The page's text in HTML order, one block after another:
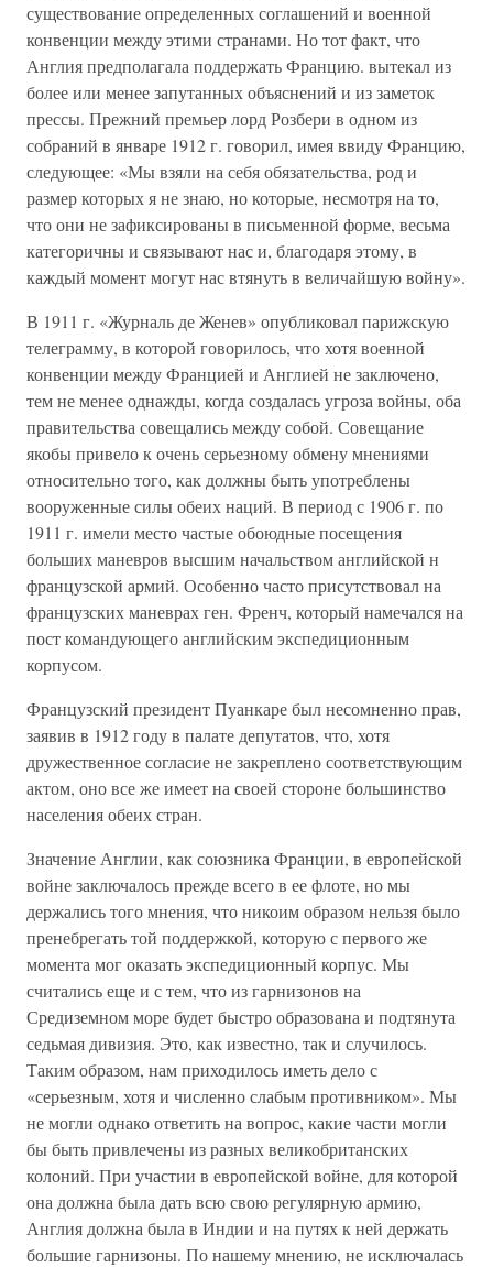
существование определенных соглашений и военной
конвенции между этими странами. Но тот факт, что
Англия предполагала поддержать Францию. вытекал из
более или менее запутанных объяснений и из заметок
прессы. Прежний премьер лорд Розбери в одном из
собраний в январе 1912 г. говорил, имея ввиду Францию,
следующее: «Мы взяли на себя обязательства, род и
размер которых я не знаю, но которые, несмотря на то,
что они не зафиксированы в письменной форме, весьма
категоричны и связывают нас и, благодаря этому, в
каждый момент могут нас втянуть в величайшую войну».
В 1911 г. «Журналь де Женев» опубликовал парижскую
телеграмму, в которой говорилось, что хотя военной
конвенции между Францией и Англией не заключено,
тем не менее однажды, когда создалась угроза войны, оба
правительства совещались между собой. Совещание
якобы привело к очень серьезному обмену мнениями
относительно того, как должны быть употреблены
вооруженные силы обеих наций. В период с 1906 г. по
1911 г. имели место частые обоюдные посещения
больших маневров высшим начальством английской н
французской армий. Особенно часто присутствовал на
французских маневрах ген. Френч, который намечался на
пост командующего английским экспедиционным
корпусом.
Французский президент Пуанкаре был несомненно прав,
заявив в 1912 году в палате депутатов, что, хотя
дружественное согласие не закреплено соответствующим
актом, оно все же имеет на своей стороне большинство
населения обеих стран.
Значение Англии, как союзника Франции, в европейской
войне заключалось прежде всего в ее флоте, но мы
держались того мнения, что никоим образом нельзя было
пренебрегать той поддержкой, которую с первого же
момента мог оказать экспедиционный корпус. Мы
считались еще и с тем, что из гарнизонов на
Средиземном море будет быстро образована и подтянута
седьмая дивизия. Это, как известно, так и случилось.
Таким образом, нам приходилось иметь дело с
«серьезным, хотя и численно слабым противником». Мы
не могли однако ответить на вопрос, какие части могли
бы быть привлечены из разных великобританских
колоний. При участии в европейской войне, для которой
она должна была дать всю свою регулярную армию,
Англия должна была в Индии и на путях к ней держать
большие гарнизоны. По нашему мнению, не исключалась